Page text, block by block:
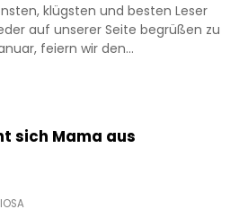
klügsten und besten Leser
auf unserer Seite begrüßen zu
feiern wir den…
sich Mama aus